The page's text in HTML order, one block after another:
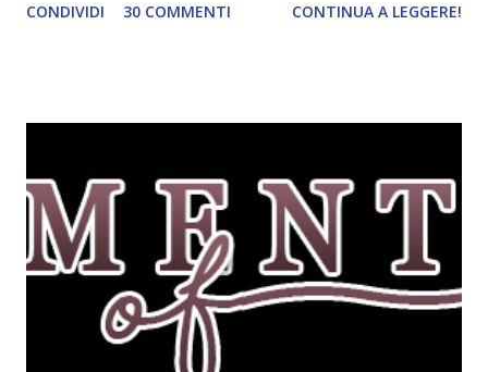
io. Lo scopo della rubrica è mostrarvi tre libri della mia
quanti possono dire di abitare in un palazzo antico nel
cuore di Londra, pieno di saloni, quadri e passaggi segreti?
E quanti, fra gli studenti della Saint Lennox High School,
possono vantare una famiglia altrettanto speciale, che da
una generazione all'altra si tramanda poteri misteriosi?
Eppure Gwen non ne è affatto convinta. Da...
CONDIVIDI 30 COMMENTI CONTINUA A LEGGERE!